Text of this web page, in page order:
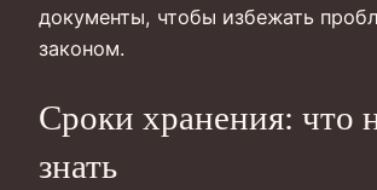
документы, чтобы избежать
законом.
Сроки хранения: что
знать